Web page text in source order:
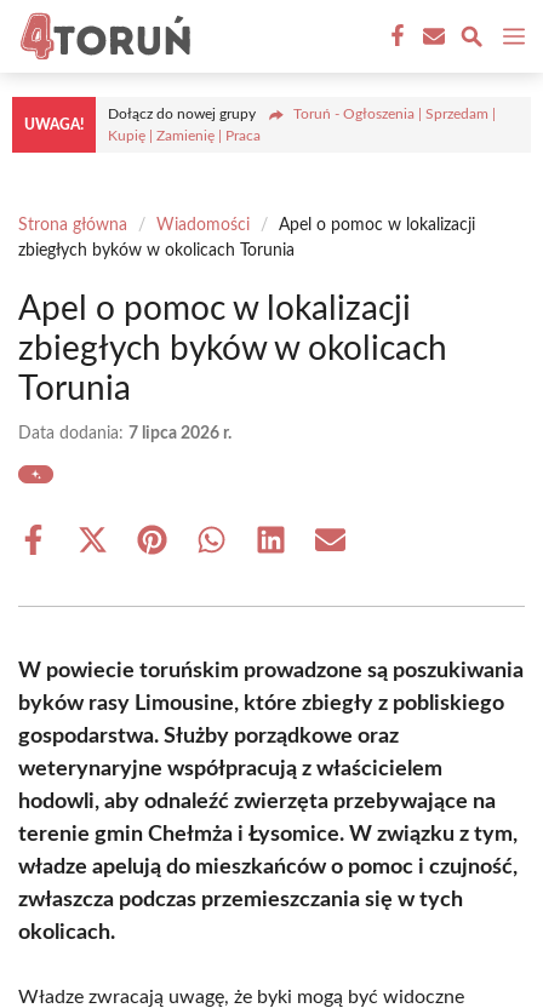
Przejdź
treści
UWAGA!
Dołącz do nowej grupy
Toruń - Ogłoszenia | Sprzedam |
Kupię | Zamienię | Praca
Strona główna / Wiadomości /
Apel o pomoc w lokalizacji
zbiegłych byków w okolicach Torunia
Apel o pomoc w lokalizacji
zbiegłych byków w okolicach
Torunia
Data dodania: 7 lipca 2026 r.
Share
Share
(Twitter)
Share Share Share Share
W powiecie toruńskim prowadzone są poszukiwania
byków rasy Limousine, które zbiegły z pobliskiego
gospodarstwa. Służby porządkowe oraz
weterynaryjne współpracują z właścicielem
hodowli, aby odnaleźć zwierzęta przebywające na
terenie gmin Chełmża i Łysomice. W związku z tym,
władze apelują do mieszkańców o pomoc i czujność,
zwłaszcza podczas przemieszczania się w tych
okolicach.
Władze zwracają uwagę, że byki mogą być widoczne